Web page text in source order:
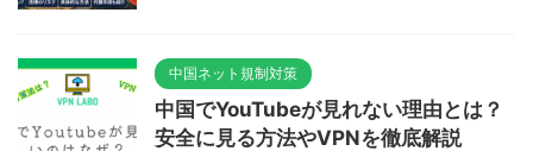
中国ネット規制対策
中国でYouTubeが見れない理由とは？
安全に見る方法やVPNを徹底解説